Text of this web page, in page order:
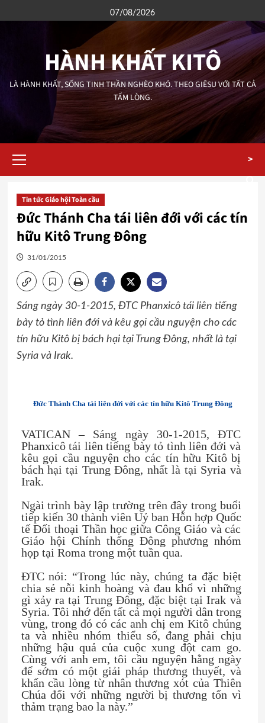
to
07/08/2026
HÀNH KHẤT KITÔ
LÀ HÀNH KHẤT, SỐNG TINH THẦN NGHÈO KHÓ. THEO GIÊSU VỚI TẤT CẢ
TẤM LÒNG.
Menu
>
Tin tức Giáo hội Toàn cầu
Đức Thánh Cha tái liên đới với các tín
hữu Kitô Trung Đông
31/01/2015
Sáng ngày 30-1-2015, ĐTC Phanxicô tái liên tiếng
bày tỏ tình liên đới và kêu gọi cầu nguyện cho các
tín hữu Kitô bị bách hại tại Trung Đông, nhất là tại
Syria và Irak.
Đức Thánh Cha tái liên đới với các tín hữu Kitô Trung Đông
VATICAN – Sáng ngày 30-1-2015, ĐTC
Phanxicô tái liên tiếng bày tỏ tình liên đới và
kêu gọi cầu nguyện cho các tín hữu Kitô bị
bách hại tại Trung Đông, nhất là tại Syria và
Irak.
Ngài trình bày lập trường trên đây trong buổi
tiếp kiến 30 thành viên Uỷ ban Hỗn hợp Quốc
tế Đối thoại Thần học giữa Công Giáo và các
Giáo hội Chính thống Đông phương nhóm
họp tại Roma trong một tuần qua.
ĐTC nói: “Trong lúc này, chúng ta đặc biệt
chia sẻ nỗi kinh hoàng và đau khổ vì những
gì xảy ra tại Trung Đông, đặc biệt tại Irak và
Syria. Tôi nhớ đến tất cả mọi người dân trong
vùng, trong đó có các anh chị em Kitô chúng
ta và nhiều nhóm thiểu số, đang phải chịu
những hậu quả của cuộc xung đột cam go.
Cùng với anh em, tôi cầu nguyện hằng ngày
để sớm có một giải pháp thương thuyết, và
khẩn cầu lòng từ nhân thương xót của Thiên
Chúa đối với những người bị thương tổn vì
thảm trạng bao la này.”